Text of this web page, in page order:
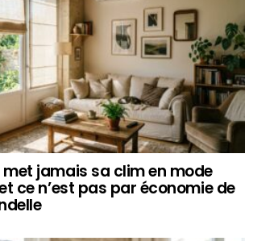
met jamais sa clim en mode
ce n’est pas par économie de